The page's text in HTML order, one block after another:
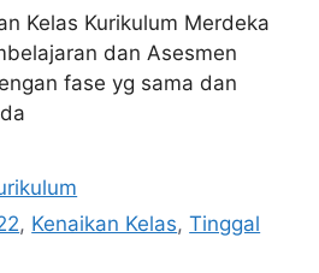
Kelas Kurikulum Merdeka
dan Asesmen
fase yg sama dan
, Kenaikan Kelas,Tinggal